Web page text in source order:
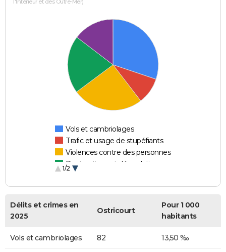
l'Intérieur et des Outre-Mer)
Vols et cambriolages
Trafic et usage de stupéfiants
Violences contre des personnes
Destructions et dégradations
1/2
Délits et crimes en
2025
Ostricourt
Pour 1 000
habitants
Vols et cambriolages 82 13,50 ‰